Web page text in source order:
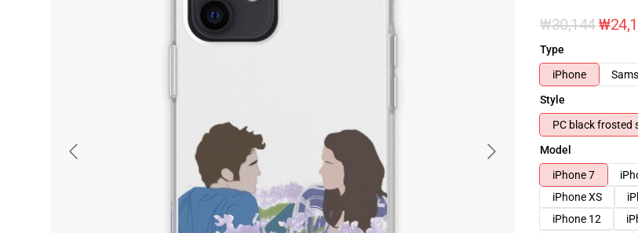
₩30,144
Type
iPhone
Style
PC black frosted
Model
iPhone 7
iPhone XS
iPhone 12